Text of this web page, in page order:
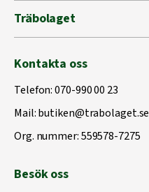
Träbolaget
Kontakta oss
Telefon:070-990 00 23
Mail:butiken@trabolaget.se
Org. nummer: 559578-7275
Besök oss